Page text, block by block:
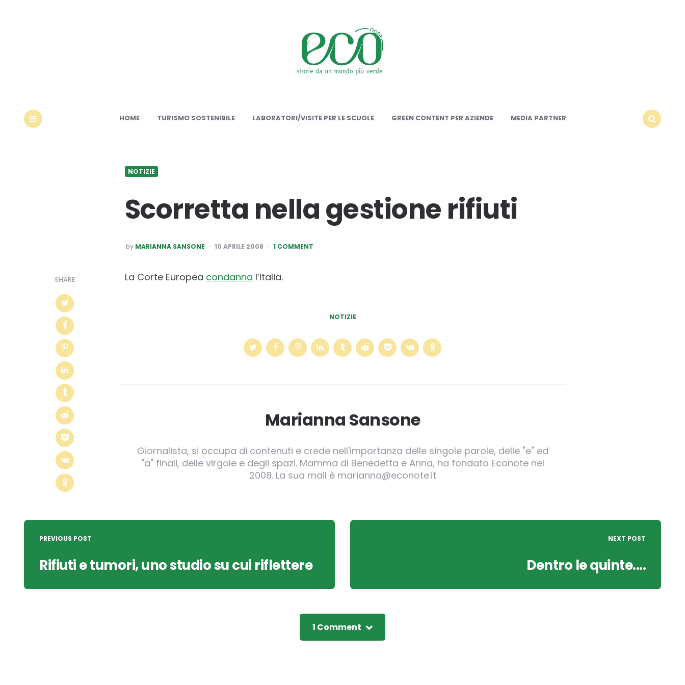
HOME TURISMO SOSTENIBILE LABORATORI/VISITE PER LE SCUOLE GREEN CONTENT PER AZIENDE
MEDIA PARTNER
NOTIZIE
Scorretta nella gestione rifiuti
POSTED
BY
by MARIANNA SANSONE 10 APRILE 2008 1 COMMENT
SHARE La Corte Europea condanna l’Italia.
NOTIZIE
Marianna Sansone
Giornalista, si occupa di contenuti e crede nell'importanza delle singole parole, delle "e" ed
"a" finali, delle virgole e degli spazi. Mamma di Benedetta e Anna, ha fondato Econote nel
2008. La sua mail è marianna@econote.it
Post
navigation
PREVIOUS POST
Rifiuti e tumori, uno studio su cui riflettere
NEXT POST
Dentro le quinte....
1 Comment